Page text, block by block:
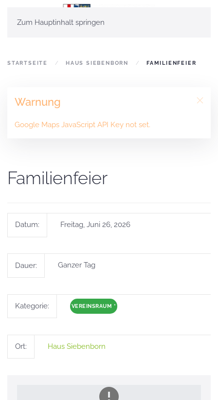
Zum Hauptinhalt springen
STARTSEITE HAUS SIEBENBORN FAMILIENFEIER
Warnung
Google Maps JavaScript API Key not set.
Familienfeier
Datum: Freitag, Juni 26, 2026
Dauer: Ganzer Tag
Kategorie: VEREINSRAUM *
Ort: Haus Siebenborn